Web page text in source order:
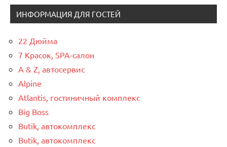
ИНФОРМАЦИЯ ДЛЯ ГОСТЕЙ
22 Дюйма
7 Красок, SPA-салон
A & Z, автосервис
Alpine
Atlantis, гостиничный комплекс
Big Boss
Butik, автокомплекс
Butik, автокомплекс